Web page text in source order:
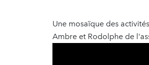
Une mosaïque des
Ambre et Rodolphe de